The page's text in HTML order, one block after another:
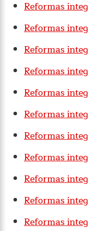
Reformas
Reformas
Reformas
Reformas
Reformas
Reformas
Reformas
Reformas
Reformas
Reformas
Reformas